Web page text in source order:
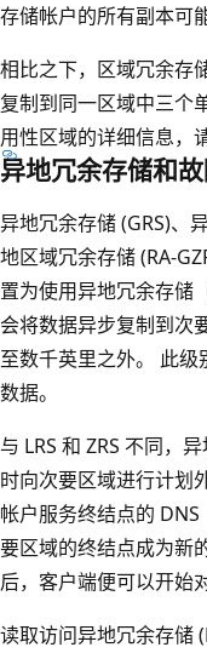
存储帐户的所有副本可
相比之下，区域冗余存
复制到同一区域中三个
用性区域的详细信息，
异地冗余存储和
异地冗余存储 (GRS)、
地区域冗余存储 (RA-
置为使用异地冗余存储
会将数据异步复制到次
至数千英里之外。 此
数据。
与 LRS 和 ZRS 不同，
时向次要区域进行计划
帐户服务终结点的
要区域的终结点成为新
后，客户端便可以开始
读取访问异地冗余存储